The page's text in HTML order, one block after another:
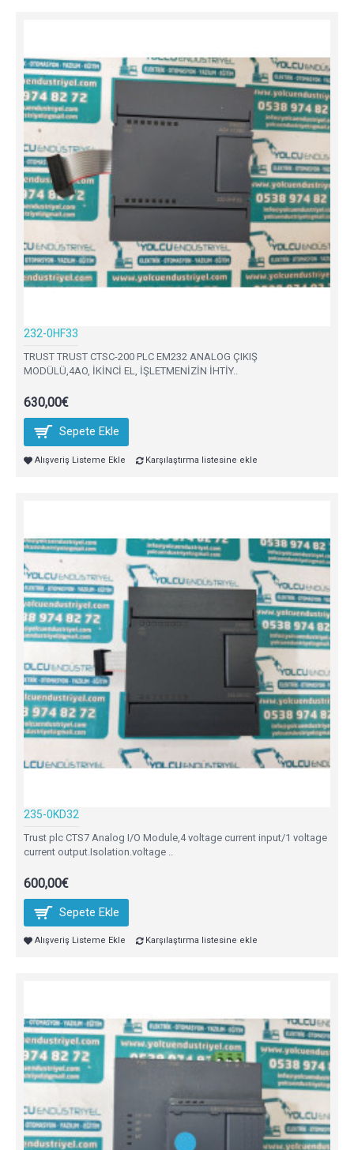
232-0HF33
TRUST TRUST CTSC-200 PLC EM232 ANALOG ÇIKIŞ
MODÜLÜ,4AO, İKİNCİ EL, İŞLETMENİZİN İHTİY..
630,00€
Sepete Ekle
Alışveriş Listeme Ekle Karşılaştırma listesine ekle
235-0KD32
Trust plc CTS7 Analog I/O Module,4 voltage current input/1 voltage
current output.Isolation.voltage ..
600,00€
Sepete Ekle
Alışveriş Listeme Ekle Karşılaştırma listesine ekle